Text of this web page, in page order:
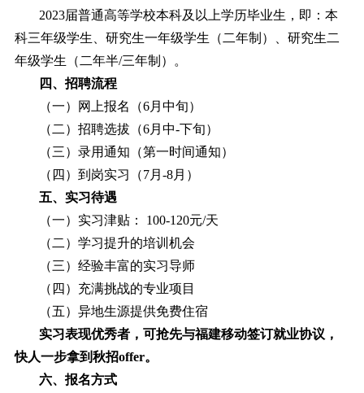
2023届普通高等学校本科及以上学历毕业生，即：本
科三年级学生、研究生一年级学生（二年制）、研究生二
年级学生（二年半/三年制）。
四、招聘流程
（一）网上报名（6月中旬）
（二）招聘选拔（6月中-下旬）
（三）录用通知（第一时间通知）
（四）到岗实习（7月-8月）
五、实习待遇
（一）实习津贴：
100-120元/天
（二）学习提升的培训机会
（三）经验丰富的实习导师
（四）充满挑战的专业项目
（五）异地生源提供免费住宿
实习表现优秀者，可抢先与福建移动签订就业协议，
快人一步拿到秋招offer。
六、报名方式